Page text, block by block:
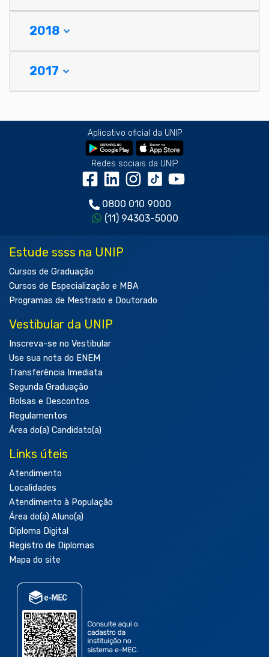
2018
2017
Aplicativo oficial da UNIP
Redes sociais da UNIP
0800 010 9000
(11) 94303-5000
Estude ssss na UNIP
Cursos de Graduação
Cursos de Especialização e MBA
Programas de Mestrado e Doutorado
Vestibular da UNIP
Inscreva-se no Vestibular
Use sua nota do ENEM
Transferência Imediata
Segunda Graduação
Bolsas e Descontos
Regulamentos
Área do(a) Candidato(a)
Links úteis
Atendimento
Localidades
Atendimento à População
Área do(a) Aluno(a)
Diploma Digital
Registro de Diplomas
Mapa do site